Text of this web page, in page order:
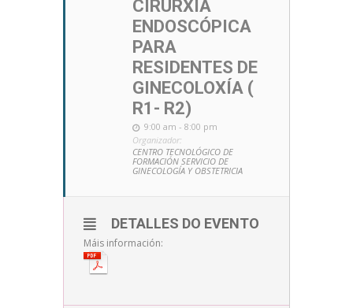
CIRURXÍA
ENDOSCÓPICA
PARA
RESIDENTES DE
GINECOLOXÍA (
R1- R2)
9:00 am - 8:00 pm
Organizador:
CENTRO TECNOLÓGICO DE
FORMACIÓN SERVICIO DE
GINECOLOGÍA Y OBSTETRICIA
DETALLES DO EVENTO
Máis información: